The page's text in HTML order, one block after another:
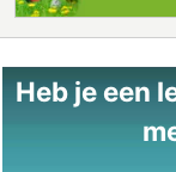
Heb je een